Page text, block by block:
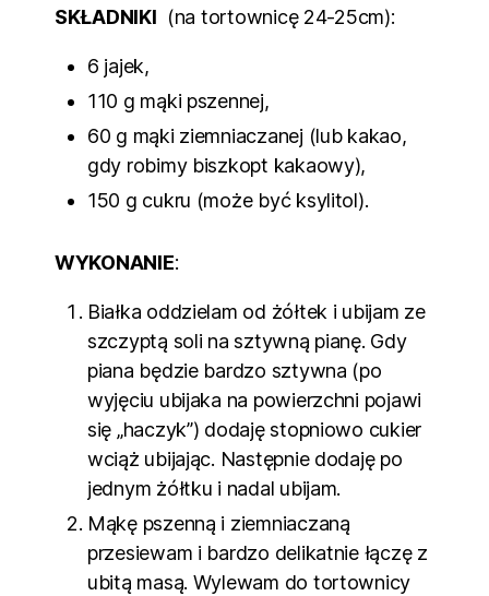
SKŁADNIKI (na tortownicę 24-25cm):
6 jajek,
110 g mąki pszennej,
60 g mąki ziemniaczanej (lub kakao,
gdy robimy biszkopt kakaowy),
150 g cukru (może być ksylitol).
WYKONANIE:
Białka oddzielam od żółtek i ubijam ze
szczyptą soli na sztywną pianę. Gdy
piana będzie bardzo sztywna (po
wyjęciu ubijaka na powierzchni pojawi
się „haczyk”) dodaję stopniowo cukier
wciąż ubijając. Następnie dodaję po
jednym żółtku i nadal ubijam.
Mąkę pszenną i ziemniaczaną
przesiewam i bardzo delikatnie łączę z
ubitą masą. Wylewam do tortownicy